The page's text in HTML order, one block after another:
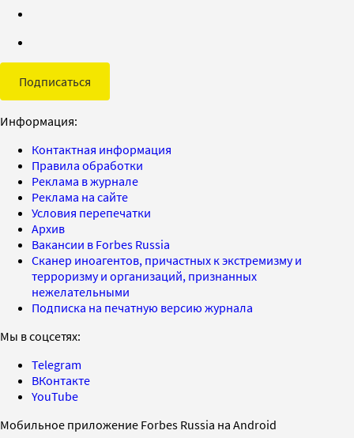
Подписаться
Информация:
Контактная информация
Правила обработки
Реклама в журнале
Реклама на сайте
Условия перепечатки
Архив
Вакансии в Forbes Russia
Сканер иноагентов, причастных к экстремизму и
терроризму и организаций, признанных
нежелательными
Подписка на печатную версию журнала
Мы в соцсетях:
Telegram
ВКонтакте
YouTube
Мобильное приложение Forbes Russia на Android